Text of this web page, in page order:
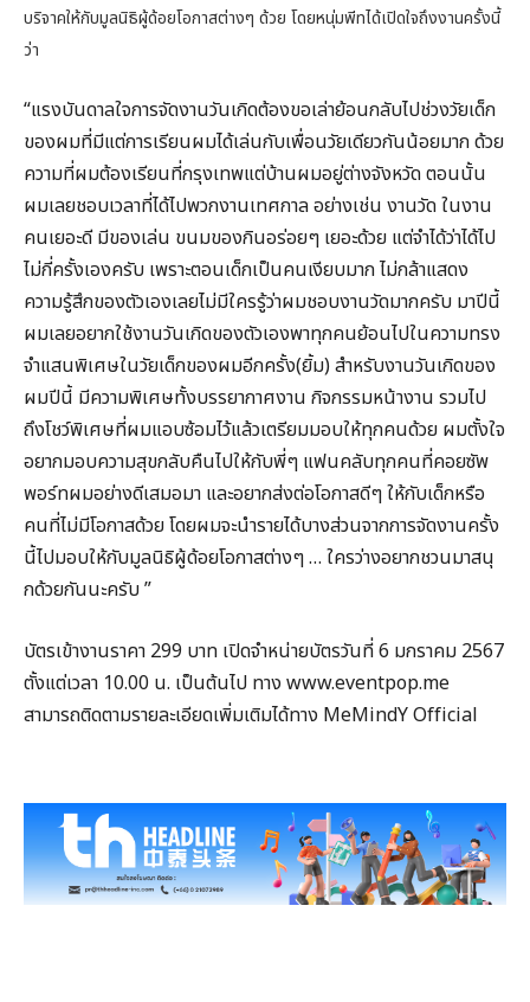
บริจาคให้กับมูลนิธิผู้ด้อยโอกาสต่างๆ ด้วย โดยหนุ่มพีทได้เปิดใจถึงงานครั้งนี้
ว่า
“แรงบันดาลใจการจัดงานวันเกิดต้องขอเล่าย้อนกลับไปช่วงวัยเด็ก
ของผมที่มีแต่การเรียนผมได้เล่นกับเพื่อนวัยเดียวกันน้อยมาก ด้วย
ความที่ผมต้องเรียนที่กรุงเทพแต่บ้านผมอยู่ต่างจังหวัด ตอนนั้น
ผมเลยชอบเวลาที่ได้ไปพวกงานเทศกาล อย่างเช่น งานวัด ในงาน
คนเยอะดี มีของเล่น ขนมของกินอร่อยๆ เยอะด้วย แต่จำได้ว่าได้ไป
ไม่กี่ครั้งเองครับ เพราะตอนเด็กเป็นคนเงียบมาก ไม่กล้าแสดง
ความรู้สึกของตัวเองเลยไม่มีใครรู้ว่าผมชอบงานวัดมากครับ มาปีนี้
ผมเลยอยากใช้งานวันเกิดของตัวเองพาทุกคนย้อนไปในความทรง
จำแสนพิเศษในวัยเด็กของผมอีกครั้ง(ยิ้ม) สำหรับงานวันเกิดของ
ผมปีนี้ มีความพิเศษทั้งบรรยากาศงาน กิจกรรมหน้างาน รวมไป
ถึงโชว์พิเศษที่ผมแอบซ้อมไว้แล้วเตรียมมอบให้ทุกคนด้วย ผมตั้งใจ
อยากมอบความสุขกลับคืนไปให้กับพี่ๆ แฟนคลับทุกคนที่คอยซัพ
พอร์ทผมอย่างดีเสมอมา และอยากส่งต่อโอกาสดีๆ ให้กับเด็กหรือ
คนที่ไม่มีโอกาสด้วย โดยผมจะนำรายได้บางส่วนจากการจัดงานครั้ง
นี้ไปมอบให้กับมูลนิธิผู้ด้อยโอกาสต่างๆ … ใครว่างอยากชวนมาสนุ
กด้วยกันนะครับ ”
บัตรเข้างานราคา 299 บาท เปิดจำหน่ายบัตรวันที่ 6 มกราคม 2567
ตั้งแต่เวลา 10.00 น. เป็นต้นไป ทาง www.eventpop.me
สามารถติดตามรายละเอียดเพิ่มเติมได้ทาง MeMindY Official